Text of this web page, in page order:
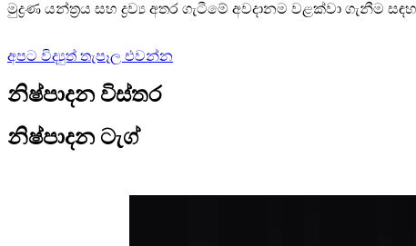
මුද්‍රණ යන්ත්‍රය සහ ද්‍රව්‍ය අතර ගැටීමේ අවදානම වළක්වා ගැනීම
අපට විද්‍යුත් තැපෑල එවන්න
නිෂ්පාදන විස්තර
නිෂ්පාදන ටැග්